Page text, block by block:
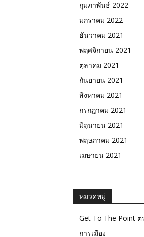
กุมภาพันธ์ 2022
มกราคม 2022
ธันวาคม 2021
พฤศจิกายน 2021
ตุลาคม 2021
กันยายน 2021
สิงหาคม 2021
กรกฎาคม 2021
มิถุนายน 2021
พฤษภาคม 2021
เมษายน 2021
หมวดหมู่
Get To The Point ต
การเมือง